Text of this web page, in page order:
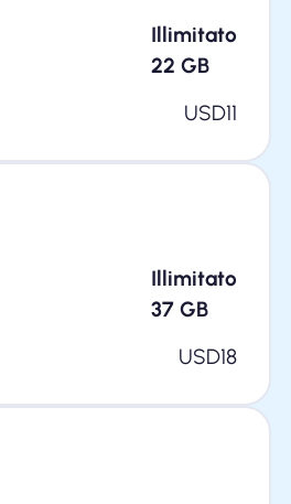
Illimitato
22 GB
USD11
Illimitato
37 GB
USD18